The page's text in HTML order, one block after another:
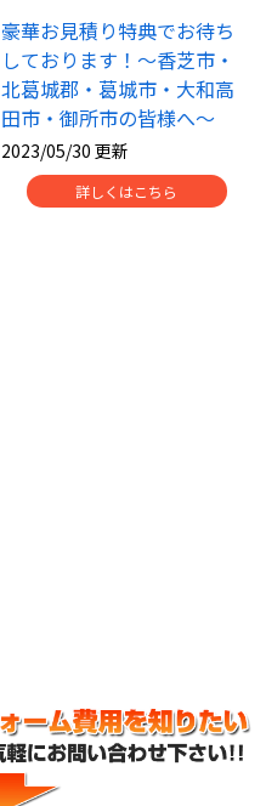
豪華お見積り特典でお待ち
しております！～香芝市・
北葛城郡・葛城市・大和高
田市・御所市の皆様へ～
2023/05/30 更新
詳しくはこちら